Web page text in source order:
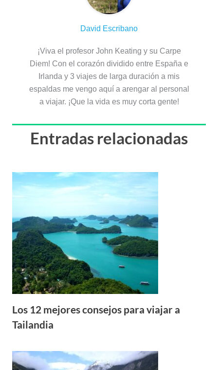
David Escribano
¡Viva el profesor John Keating y su Carpe
Diem! Con el corazón dividido entre España e
Irlanda y 3 viajes de larga duración a mis
espaldas me vengo aquí a arengar al personal
a viajar. ¡Que la vida es muy corta gente!
Entradas relacionadas
Los 12 mejores consejos para viajar a
Tailandia